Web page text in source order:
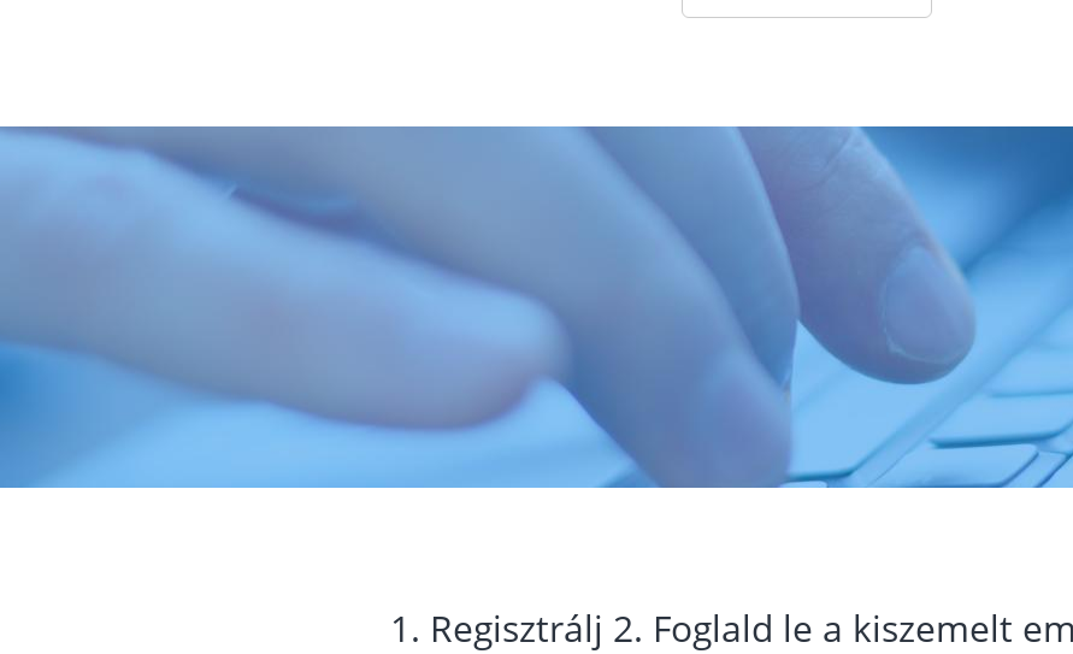
1. Regisztrálj 2. Foglald le a kiszemelt